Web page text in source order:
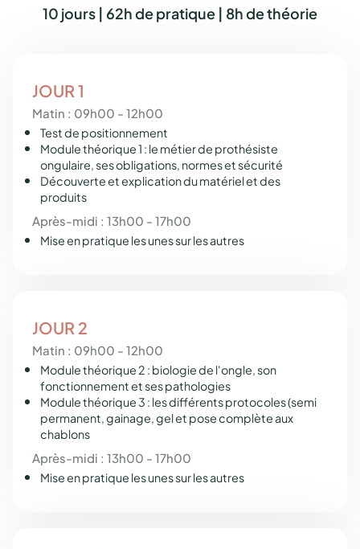
10 jours | 62h de pratique | 8h de théorie
JOUR 1
Matin : 09h00 - 12h00
Test de positionnement
Module théorique 1 : le métier de prothésiste
ongulaire, ses obligations, normes et sécurité
Découverte et explication du matériel et des
produits
Après-midi : 13h00 - 17h00
Mise en pratique les unes sur les autres
JOUR 2
Matin : 09h00 - 12h00
Module théorique 2 : biologie de l'ongle, son
fonctionnement et ses pathologies
Module théorique 3 : les différents protocoles (semi
permanent, gainage, gel et pose complète aux
chablons
Après-midi : 13h00 - 17h00
Mise en pratique les unes sur les autres